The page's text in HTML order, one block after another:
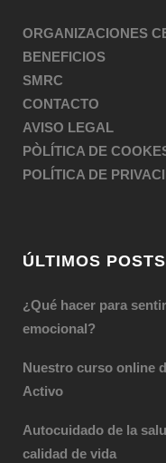
ORGANIZACIONES
BENEFICIOS
SMRC
CONTACTO
AVISO LEGAL
PÒLÍTICA DE
POLÍTICA DE
ÚLTIMOS POSTS
¿Qué hacer para
emocional?
Nuestro curso online
Activo
Autocuidado de la
calidad de vida